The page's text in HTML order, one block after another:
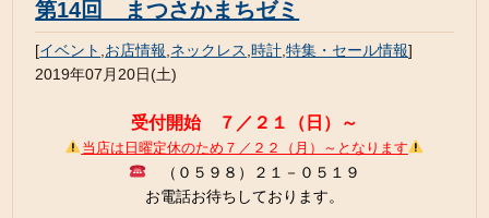
第14回 まつさかまちゼミ
[イベント お店情報 ネックレス ,時計 ,特集・セール情報]
2019年07月20日(土)
受付開始 ７／２１（日）～
当店は日曜定休のため７／２２（月）～となります
（０５９８）２１－０５１９
お電話お待ちしております。